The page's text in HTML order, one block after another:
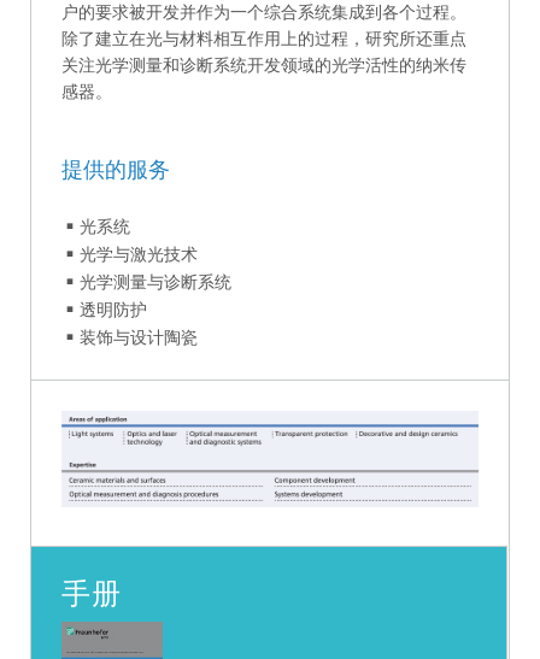
户的要求被开发并作为一个综合系统集成到各个过程。
除了建立在光与材料相互作用上的过程，研究所还重点
关注光学测量和诊断系统开发领域的光学活性的纳米传
感器。
提供的服务
光系统
光学与激光技术
光学测量与诊断系统
透明防护
装饰与设计陶瓷
手册